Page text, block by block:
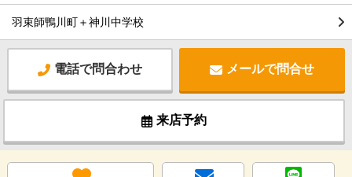
羽束師鴨川町＋神川中学校
電話で問合わせ メールで問合せ
来店予約